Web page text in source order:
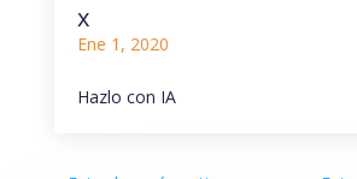
x
Ene 1, 2020
Hazlo con IA